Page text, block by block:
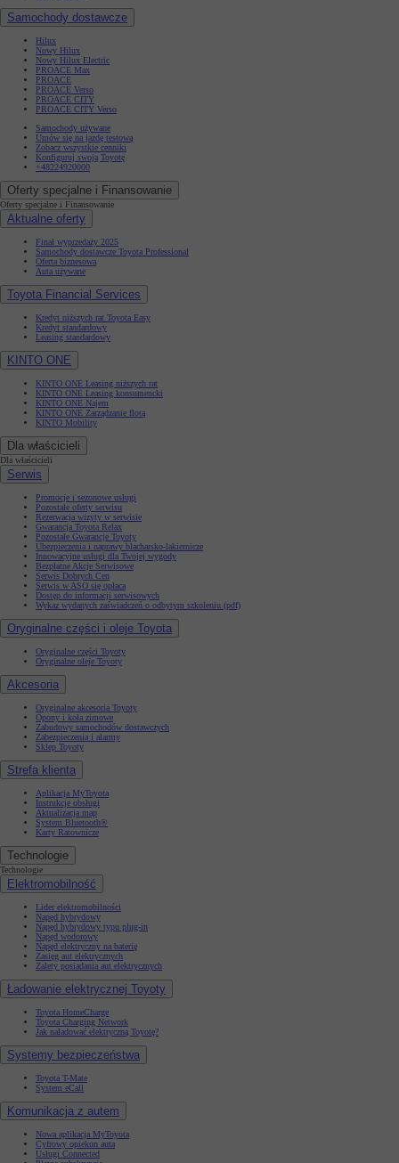
Samochody dostawcze
Hilux
Nowy Hilux
Nowy Hilux Electric
PROACE Max
PROACE
PROACE Verso
PROACE CITY
PROACE CITY Verso
Samochody używane
Umów się na jazdę testową
Zobacz wszystkie cenniki
Konfiguruj swoją Toyotę
+48224920000
Oferty specjalne i Finansowanie
Oferty specjalne i Finansowanie
Aktualne oferty
Finał wyprzedaży 2025
Samochody dostawcze Toyota Professional
Oferta biznesowa
Auta używane
Toyota Financial Services
Kredyt niższych rat Toyota Easy
Kredyt standardowy
Leasing standardowy
KINTO ONE
KINTO ONE Leasing niższych rat
KINTO ONE Leasing konsumencki
KINTO ONE Najem
KINTO ONE Zarządzanie flotą
KINTO Mobility
Dla właścicieli
Dla właścicieli
Serwis
Promocje i sezonowe usługi
Pozostałe oferty serwisu
Rezerwacja wizyty w serwisie
Gwarancja Toyota Relax
Pozostałe Gwarancje Toyoty
Ubezpieczenia i naprawy blacharsko-lakiernicze
Innowacyjne usługi dla Twojej wygody
Bezpłatne Akcje Serwisowe
Serwis Dobrych Cen
Serwis w ASO się opłaca
Dostęp do informacji serwisowych
Wykaz wydanych zaświadczeń o odbytym szkoleniu (pdf)
Oryginalne części i oleje Toyota
Oryginalne części Toyoty
Oryginalne oleje Toyoty
Akcesoria
Oryginalne akcesoria Toyoty
Opony i koła zimowe
Zabudowy samochodów dostawczych
Zabezpieczenia i alarmy
Sklep Toyoty
Strefa klienta
Aplikacja MyToyota
Instrukcje obsługi
Aktualizacja map
System Bluetooth®
Karty Ratownicze
Technologie
Technologie
Elektromobilność
Lider elektromobilności
Napęd hybrydowy
Napęd hybrydowy typu plug-in
Napęd wodorowy
Napęd elektryczny na baterię
Zasięg aut elektrycznych
Zalety posiadania aut elektrycznych
Ładowanie elektrycznej Toyoty
Toyota HomeCharge
Toyota Charging Network
Jak naładować elektryczną Toyotę?
Systemy bezpieczeństwa
Toyota T-Mate
System eCall
Komunikacja z autem
Nowa aplikacja MyToyota
Cyfrowy opiekun auta
Usługi Connected